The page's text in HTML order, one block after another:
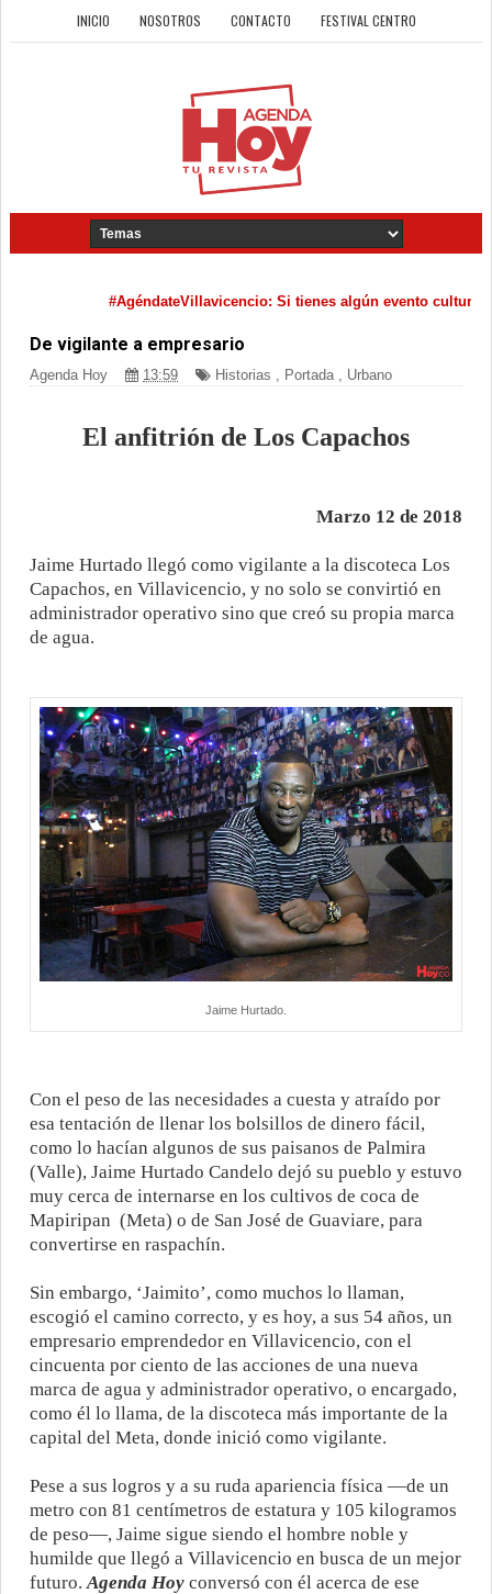
INICIO NOSOTROS CONTACTO FESTIVAL CENTRO
#AgéndateVillavicencio: Si tienes algún evento cultural que
De vigilante a empresario
Agenda Hoy 13:59 Historias Portada Urbano
El anfitrión de Los Capachos
Marzo 12 de 2018
Jaime Hurtado llegó como vigilante a la discoteca Los
Capachos, en Villavicencio, y no solo se convirtió en
administrador operativo sino que creó su propia marca
de agua.
Jaime Hurtado.
Con el peso de las necesidades a cuesta y atraído por
esa tentación de llenar los bolsillos de dinero fácil,
como lo hacían algunos de sus paisanos de Palmira
(Valle), Jaime Hurtado Candelo dejó su pueblo y estuvo
muy cerca de internarse en los cultivos de coca de
Mapiripan (Meta) o de San José de Guaviare, para
convertirse en raspachín.
Sin embargo, ‘Jaimito’, como muchos lo llaman,
escogió el camino correcto, y es hoy, a sus 54 años, un
empresario emprendedor en Villavicencio, con el
cincuenta por ciento de las acciones de una nueva
marca de agua y administrador operativo, o encargado,
como él lo llama, de la discoteca más importante de la
capital del Meta, donde inició como vigilante.
Pese a sus logros y a su ruda apariencia física —de un
metro con 81 centímetros de estatura y 105 kilogramos
de peso—, Jaime sigue siendo el hombre noble y
humilde que llegó a Villavicencio en busca de un mejor
futuro. Agenda Hoy conversó con él acerca de ese